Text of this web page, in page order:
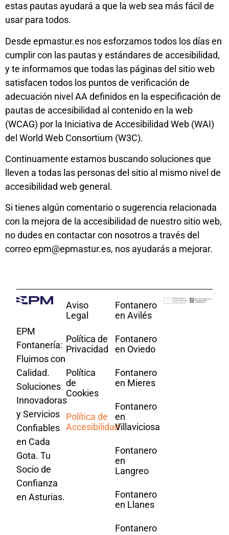
estas pautas ayudará a que la web sea más fácil de
usar para todos.
Desde epmastur.es nos esforzamos todos los días en
cumplir con las pautas y estándares de accesibilidad,
y te informamos que todas las páginas del sitio web
satisfacen todos los puntos de verificación de
adecuación nivel AA definidos en la especificación de
pautas de accesibilidad al contenido en la web
(WCAG) por la Iniciativa de Accesibilidad Web (WAI)
del World Web Consortium (W3C).
Continuamente estamos buscando soluciones que
lleven a todas las personas del sitio al mismo nivel de
accesibilidad web general.
Si tienes algún comentario o sugerencia relacionada
con la mejora de la accesibilidad de nuestro sitio web,
no dudes en contactar con nosotros a través del
correo epm@epmastur.es, nos ayudarás a mejorar.
EPM
Fontanería:
Fluimos con
Calidad.
Soluciones
Innovadoras
y Servicios
Confiables
en Cada
Gota. Tu
Socio de
Confianza
en Asturias.
Aviso
Legal
Política de
Privacidad
Política
de
Cookies
Política de
Accesibilidad
Fontanero
en Avilés
Fontanero
en Oviedo
Fontanero
en Mieres
Fontanero
en
Villaviciosa
Fontanero
en
Langreo
Fontanero
en Llanes
Fontanero